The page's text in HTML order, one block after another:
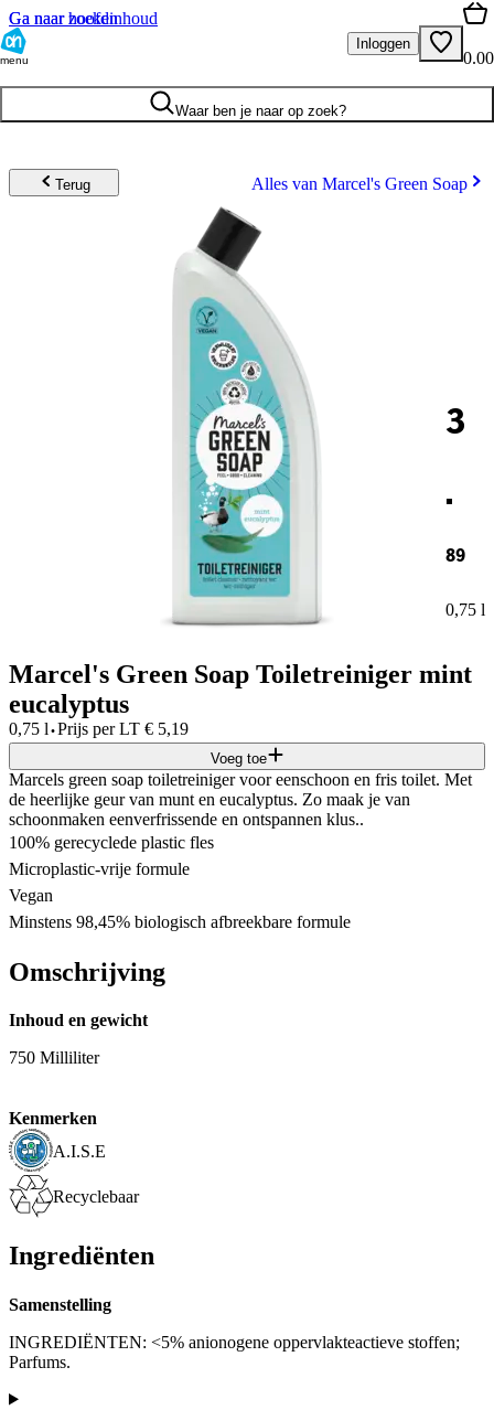
Ga naar hoofdinhoud
Ga naar zoeken
menu
Inloggen
0.00
Waar ben je naar op zoek?
Terug Alles van Marcel's Green Soap
3
.
89
0,75 l
Marcel's Green Soap Toiletreiniger mint
eucalyptus
0,75 l·Prijs per LT € 5,19
Voeg toe
Marcels green soap toiletreiniger voor eenschoon en fris toilet. Met
de heerlijke geur van munt en eucalyptus. Zo maak je van
schoonmaken eenverfrissende en ontspannen klus..
100% gerecyclede plastic fles
Microplastic-vrije formule
Vegan
Minstens 98,45% biologisch afbreekbare formule
Omschrijving
Inhoud en gewicht
750 Milliliter
Kenmerken
A.I.S.E
Recyclebaar
Ingrediënten
Samenstelling
INGREDIËNTEN: <5% anionogene oppervlakteactieve stoffen;
Parfums.